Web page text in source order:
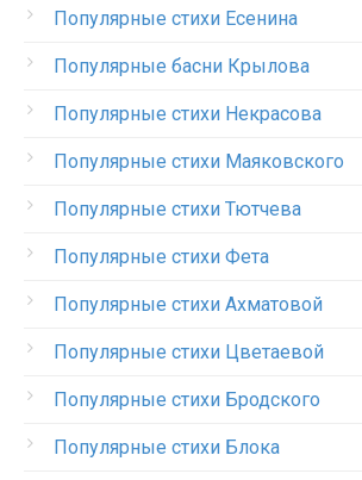
Популярные стихи Есенина
Популярные басни Крылова
Популярные стихи Некрасова
Популярные стихи Маяковского
Популярные стихи Тютчева
Популярные стихи Фета
Популярные стихи Ахматовой
Популярные стихи Цветаевой
Популярные стихи Бродского
Популярные стихи Блока